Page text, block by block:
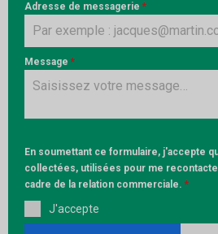
Adresse de messagerie *
Message *
En soumettant ce formulaire, j'accepte
collectées, utilisées pour me
cadre de la relation commerciale. *
J'accepte